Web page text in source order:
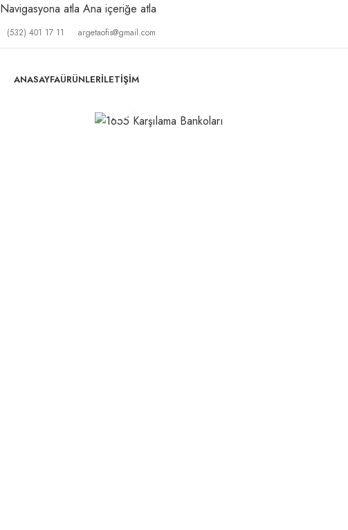
Navigasyona atla Ana içeriğe atla
(532) 401 17 11 argetaofis@gmail.com
ANASAYFAÜRÜNLERİLETIŞIM